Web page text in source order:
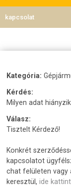
kapcsolat
Kategória:
Kérdés:
Milyen adat
Válasz:
Tisztelt Kérdező!
Konkrét
kapcsolatot
chat felületen vagy
keresztül,ide